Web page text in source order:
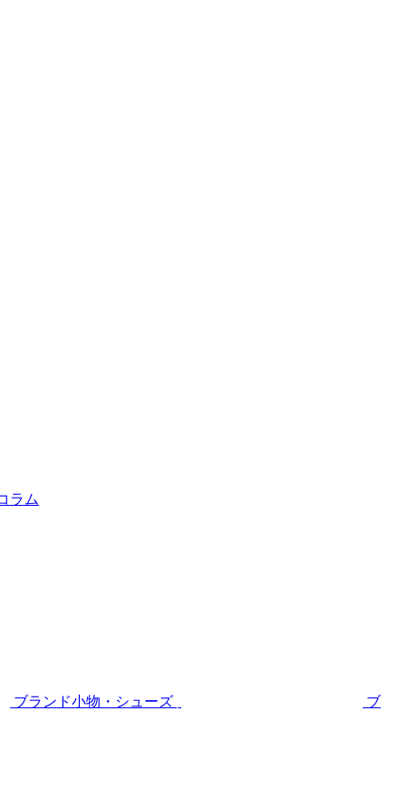
ラム
ブランド小物・シューズ ブ